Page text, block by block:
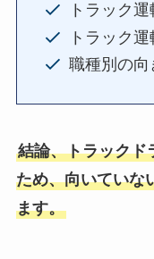
トラック
トラック
職種別の向
結論、トラックド
ため、向いていな
ます。